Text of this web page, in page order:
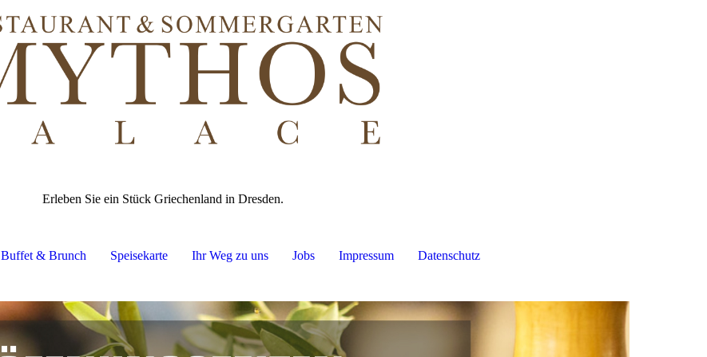
Erleben Sie ein Stück Griechenland in Dresden.
Buffet & Brunch Speisekarte Ihr Weg zu uns Jobs Impressum Datenschutz